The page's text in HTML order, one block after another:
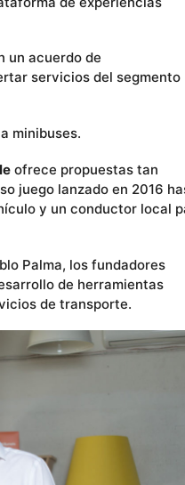
un acuerdo de
servicios del segmento
minibuses.
ofrece propuestas tan
juego lanzado en 2016
y un conductor local
Palma, los fundadores
de herramientas
de transporte.